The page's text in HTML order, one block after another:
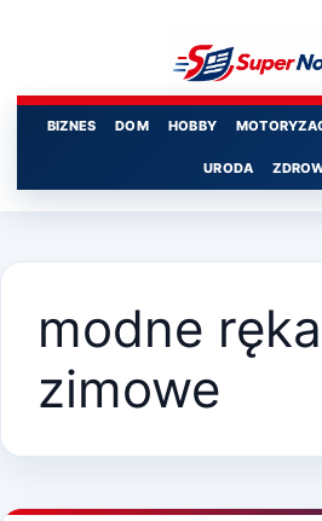
BIZNES DOM HOBBY
URODA
modne
zimowe